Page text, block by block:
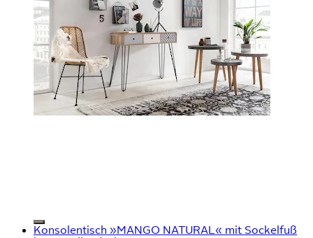
Konsolentisch »MANGO NATURAL« mit Sockelfuß